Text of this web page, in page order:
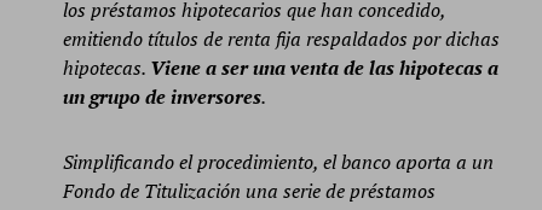
los préstamos hipotecarios que han concedido,
emitiendo títulos derenta fija respaldados por dichas
hipotecas. Viene a ser una venta de las hipotecas a
un grupo de inversores.
Simplificando el procedimiento, el banco aporta a un
Fondo de Titulización una serie de préstamos